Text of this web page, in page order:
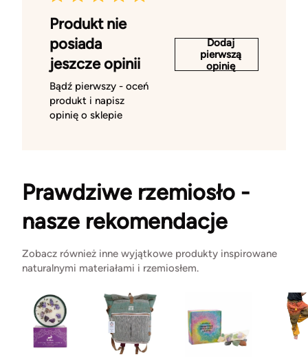
Produkt nie
posiada
jeszcze opinii
Bądź pierwszy - oceń
produkt i napisz
opinię o sklepie
Dodaj
pierwszą
opinię
Prawdziwe rzemiosło -
nasze rekomendacje
Zobacz również inne wyjątkowe produkty inspirowane
naturalnymi materiałami i rzemiosłem.